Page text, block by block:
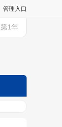
管理入口
第1年